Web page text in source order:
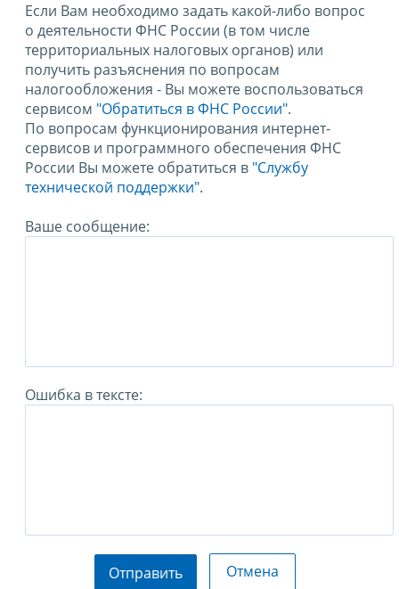
Если Вам необходимо задать какой-либо вопрос
о деятельности ФНС России (в том числе
территориальных налоговых органов) или
получить разъяснения по вопросам
налогообложения - Вы можете воспользоваться
сервисом "Обратиться в ФНС России".
По вопросам функционирования интернет-
сервисов и программного обеспечения ФНС
России Вы можете обратиться в "Службу
технической поддержки".
Ваше сообщение:
Ошибка в тексте:
Отправить Отмена